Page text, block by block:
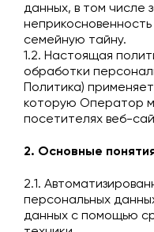
данных, в том числе
семейную тайну.
1.2. Настоящая
обработки
Политика)
которую Оператор
посетителях веб-
2. Основные
2.1.
персональных
данных с помощью